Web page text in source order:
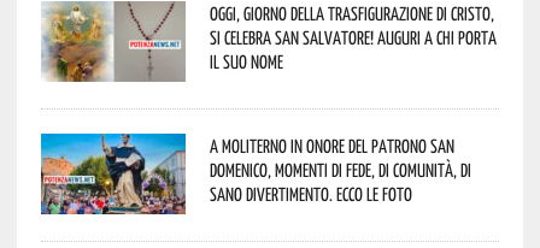
Oggi, giorno della Trasfigurazione di Cristo,
si celebra San Salvatore! Auguri a chi porta
il suo nome
A Moliterno in onore del Patrono San
Domenico, momenti di fede, di comunità, di
sano divertimento. Ecco le foto